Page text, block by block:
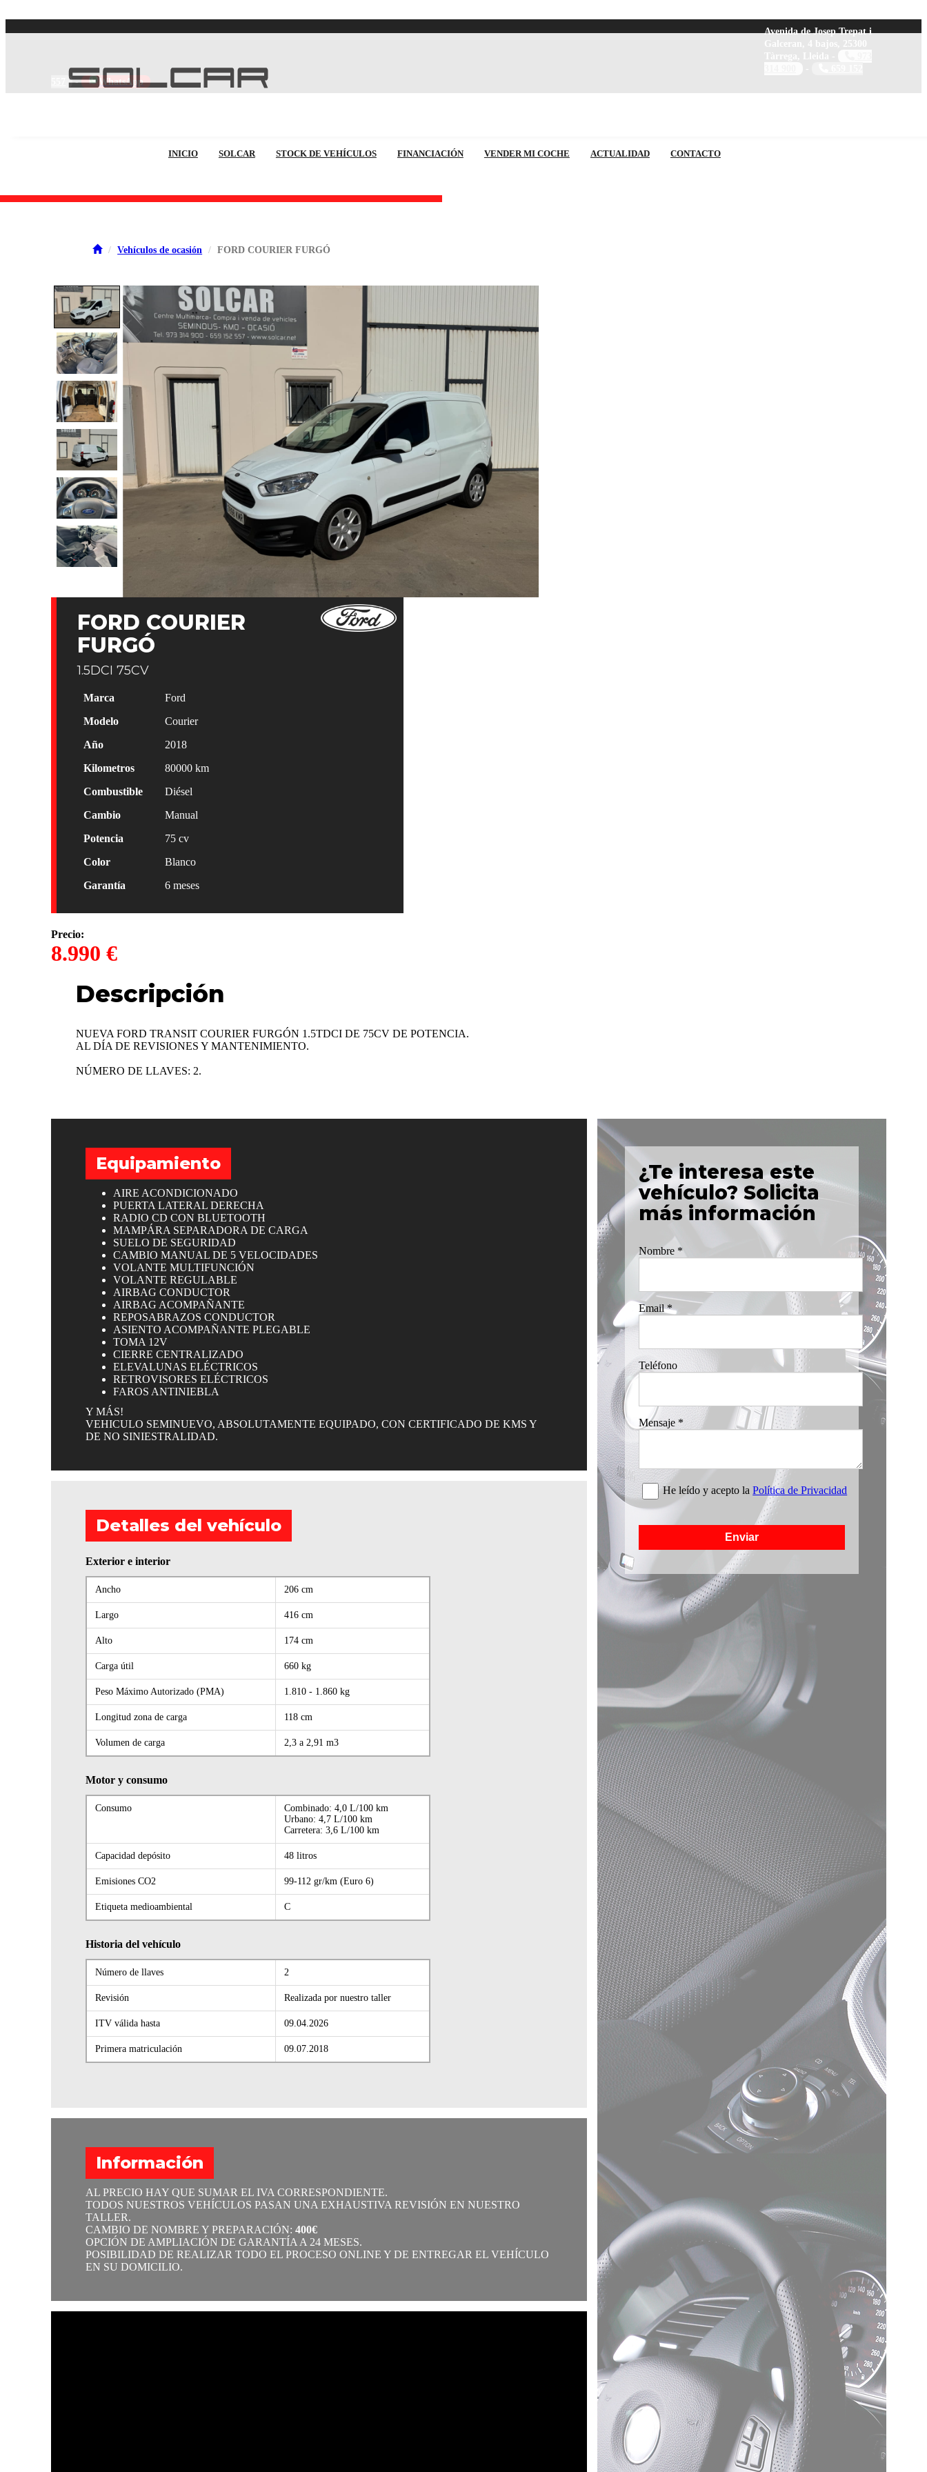
INICIO SOLCAR STOCK DE VEHÍCULOS FINANCIACIÓN VENDER MI COCHE ACTUALIDAD CONTACTO
Avenida de Josep Trepat i
- WhatsApp
Vehículos de ocasión FORD COURIER FURGÓ
FORD COURIER
FURGÓ
1.5DCI 75CV
Marca
Ford
Modelo
Courier
Año
2018
Kilometros
80000km
Combustible
Diésel
Cambio
Manual
Potencia
75cv
Color
Blanco
Garantía
6 meses
Precio:
8.990 €
Descripción
NUEVA FORD TRANSIT COURIER FURGÓN 1.5TDCI DE 75CV DE POTENCIA.
AL DÍA DE REVISIONES Y MANTENIMIENTO.
NÚMERO DE LLAVES: 2.
Equipamiento
AIRE ACONDICIONADO
PUERTA LATERAL DERECHA
RADIO CD CON BLUETOOTH
MAMPÁRA SEPARADORA DE CARGA
SUELO DE SEGURIDAD
CAMBIO MANUAL DE 5 VELOCIDADES
VOLANTE MULTIFUNCIÓN
VOLANTE REGULABLE
AIRBAG CONDUCTOR
AIRBAG ACOMPAÑANTE
REPOSABRAZOS CONDUCTOR
ASIENTO ACOMPAÑANTE PLEGABLE
TOMA 12V
CIERRE CENTRALIZADO
ELEVALUNAS ELÉCTRICOS
RETROVISORES ELÉCTRICOS
FAROS ANTINIEBLA
Y MÁS!
VEHICULO SEMINUEVO, ABSOLUTAMENTE EQUIPADO, CON CERTIFICADO DE KMS Y
DE NO SINIESTRALIDAD.
Información
AL PRECIO HAY QUE SUMAR EL IVA CORRESPONDIENTE.
TODOS NUESTROS VEHÍCULOS PASAN UNA EXHAUSTIVA REVISIÓN EN NUESTRO
TALLER.
CAMBIO DE NOMBRE Y PREPARACIÓN:400€
OPCIÓN DE AMPLIACIÓN DE GARANTÍA A 24 MESES.
POSIBILIDAD DE REALIZAR TODO EL PROCESO ONLINE Y DE ENTREGAR EL VEHÍCULO
EN SU DOMICILIO.
Detalles del vehículo
Exterior e interior
Ancho 206 cm
Largo 416 cm
Alto 174 cm
Carga útil 660 kg
Peso Máximo Autorizado (PMA) 1.810 - 1.860 kg
Longitud zona de carga 118 cm
Volumen de carga 2,3 a 2,91 m3
Motor y consumo
Consumo
Combinado: 4,0 L/100 km
Urbano: 4,7 L/100 km
Carretera: 3,6 L/100 km
Capacidad depósito 48 litros
Emisiones CO2 99-112 gr/km (Euro 6)
Etiqueta medioambiental C
Historia del vehículo
Número de llaves 2
Revisión Realizada por nuestro taller
ITV válida hasta 09.04.2026
Primera matriculación 09.07.2018
¿Te interesa este
vehículo? Solicita
más información
Nombre *
Email*
Teléfono
Mensaje *
He leído y acepto laPolítica de Privacidad
Enviar